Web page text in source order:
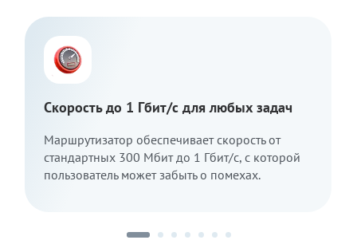
Скорость до 1 Гбит/с для любых задач
Маршрутизатор обеспечивает скорость от
стандартных 300 Мбит до 1 Гбит/с, с которой
пользователь может забыть о помехах.